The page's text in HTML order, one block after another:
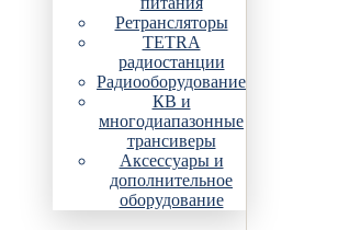
Ретрансляторы
TETRA
радиостанции
Радиооборудование
КВ и
многодиапазонные
трансиверы
Аксессуары и
дополнительное
оборудование